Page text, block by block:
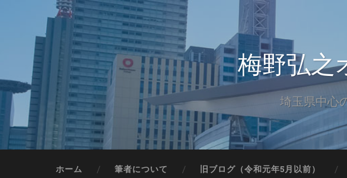
梅野弘
埼玉県中心
ホーム 筆者について 旧ブログ（令和元年5月以前）